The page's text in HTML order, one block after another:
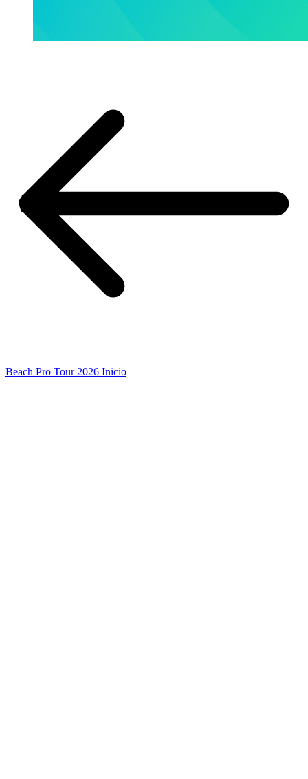
Beach Pro Tour 2026 Inicio